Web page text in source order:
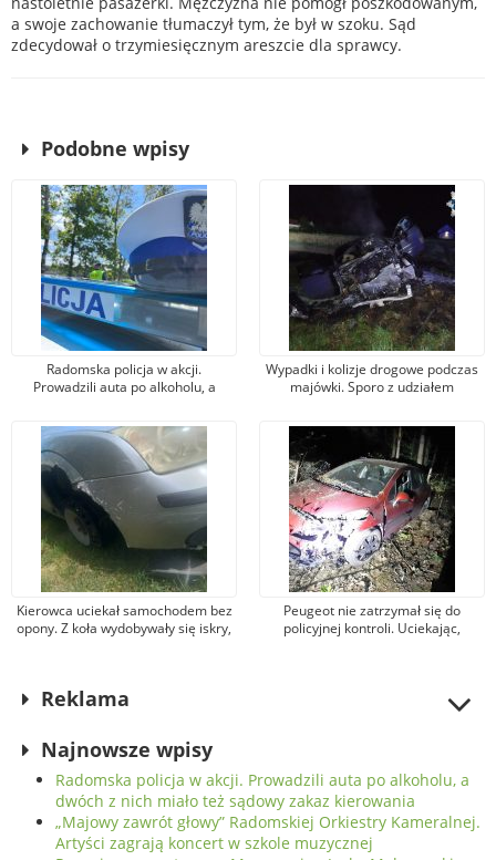
a swoje zachowanie tłumaczył tym, że był w szoku. Sąd
zdecydował o trzymiesięcznym areszcie dla sprawcy.
Podobne wpisy
Radomska policja w akcji.
Prowadzili auta po alkoholu, a
zakaz kierowania
Wypadki i kolizje drogowe podczas
majówki. Sporo z udziałem
motocyklistów
Kierowca uciekał samochodem bez
opony. Z koła wydobywały się iskry,
Peugeot nie zatrzymał się do
policyjnej kontroli. Uciekając,
Reklama
Najnowsze wpisy
Radomska policja w akcji. Prowadzili auta po alkoholu, a
dwóch z nich miało też sądowy zakaz kierowania
„Majowy zawrót głowy” Radomskiej Orkiestry Kameralnej.
Artyści zagrają koncert w szkole muzycznej